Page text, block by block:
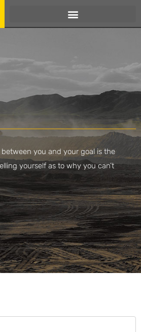
you and your goal is the
yourself as to why you can’t